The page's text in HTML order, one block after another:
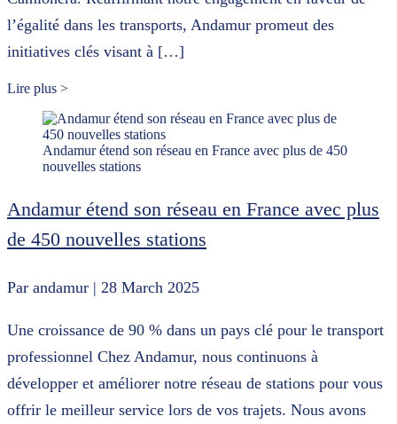
l’égalité dans les transports, Andamur promeut des
initiatives clés visant à […]
Lire plus >
Andamur étend son réseau en France avec plus de 450
nouvelles stations
Andamur étend son réseau en France avec plus
de 450 nouvelles stations
Par andamur | 28 March 2025
Une croissance de 90 % dans un pays clé pour le transport
professionnel Chez Andamur, nous continuons à
développer et améliorer notre réseau de stations pour vous
offrir le meilleur service lors de vos trajets. Nous avons